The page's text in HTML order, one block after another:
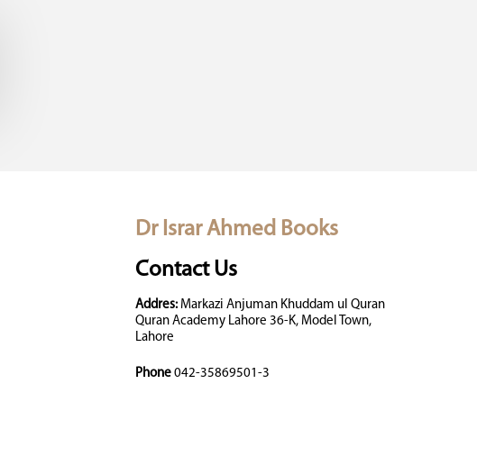
Dr Israr Ahmed Books
Contact Us
Addres:Markazi Anjuman Khuddam ul Quran
Quran Academy Lahore 36-K, Model Town,
Lahore
Phone 042-35869501-3